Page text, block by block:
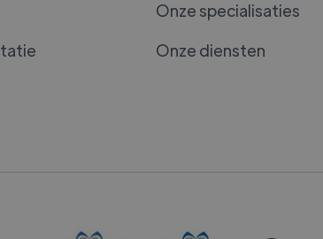
Onze specialisaties
Onze diensten